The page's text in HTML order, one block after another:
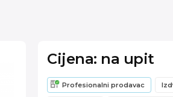
Cijena: na upit
Profesionalni prodavac